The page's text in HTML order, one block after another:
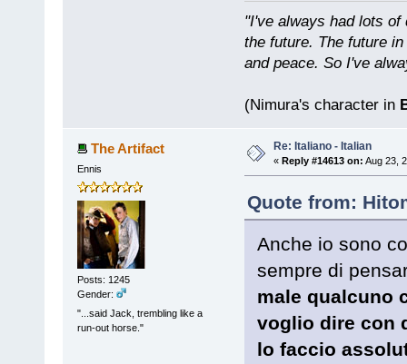
"I've always had lots of
the future. The future
and peace. So I've
(Nimura's character in
The Artifact
Ennis
Posts: 1245
Gender:
"...said Jack, trembling like a
run-out horse."
Re: Italiano - Italian
« Reply #14613 on: Aug 23,
Quote from:
Anche io sono
sempre di
male qualcuno
voglio dire con
lo faccio